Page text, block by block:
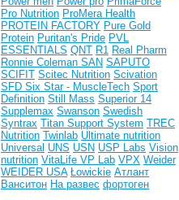
Pro Nutrition ProMera Health
PROTEIN FACTORY Pure Gold
Protein Puritan's Pride PVL
ESSENTIALS QNT R1 Real Pharm
Ronnie Coleman SAN SAPUTO
SCIFIT Scitec Nutrition Scivation
SFD Six Star - MuscleTech Sport
Definition Still Mass Superior 14
Supplemax Swanson Swedish
Syntrax Titan Support System TREC
Nutrition Twinlab Ultimate nutrition
Universal UNS USN USP Labs Vision
nutrition VitaLife VP Lab VPX Weider
WEIDER USA Łowickie Атлант
Ванситон На развес фортоген